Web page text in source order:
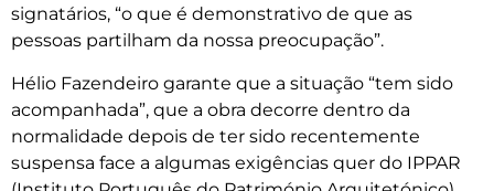
signatários, “o que é demonstrativo de que as
pessoas partilham da nossa preocupação”.
Hélio Fazendeiro garante que a situação “tem sido
acompanhada”, que a obra decorre dentro da
normalidade depois de ter sido recentemente
suspensa face a algumas exigências quer do IPPAR